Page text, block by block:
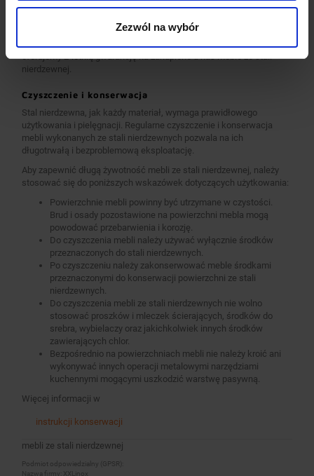
Zezwól na wybór
całości wykonane z tego materiału, dopłaty do standardu AISI 304
zostały podane każdorazowo przy meblu.
Jesteśmy pewni jakości naszych produktów, dlatego w standardzie
oferujemy 2-letnią gwarancję na zakupione u nas meble ze stali
nierdzewnej.
Czyszczenie i konserwacja
Stal nierdzewna, jak każdy materiał, wymaga prawidłowego
użytkowania i pielęgnacji. Regularne czyszczenie i konserwacja
mebli wykonanych ze stali nierdzewnych pozwala na ich
długotrwałą i bezproblemową eksploatację.
Aby zapewnić długą żywotność mebli ze stali nierdzewnej, należy
stosować się do poniższych wskazówek dotyczących użytkowania:
Powierzchnie mebli powinny być utrzymane w czystości.
Brud i osady pozostawione na powierzchni mebla mogą
powodować przebarwienia i korozję.
Do czyszczenia mebli należy używać wyłącznie środków
przeznaczonych do stali nierdzewnych.
Po czyszczeniu należy zakonserwować meble środkami
przeznaczonymi do konserwacji powierzchni ze stali
nierdzewnych.
Do czyszczenia mebli ze stali nierdzewnych nie wolno
stosować proszków i mleczek ścierających, środków do
srebra, wybielaczy oraz jakichkolwiek innych środków
zawierających chlor.
Bezpośrednio na powierzchniach mebli nie należy kroić ani
wykonywać innych operacji metalowymi narzędziami
kuchennymi mogącymi uszkodzić warstwę pasywną.
Więcej informacji w
instrukcji konserwacji
mebli ze stali nierdzewnej
Podmiot odpowiedzialny (GPSR):
Nazwa firmy: XXLinox